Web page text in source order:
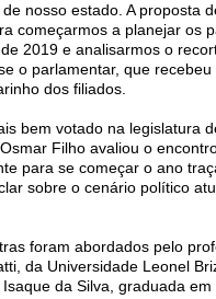
nosso estado. A proposta
começarmos a planejar os
2019 e analisarmos o
o parlamentar, que recebeu
dos filiados.
bem votado na legislatura
Filho avaliou o
para se começar o ano
sobre o cenário político
foram abordados pelo
da Universidade Leonel
da Silva, graduada